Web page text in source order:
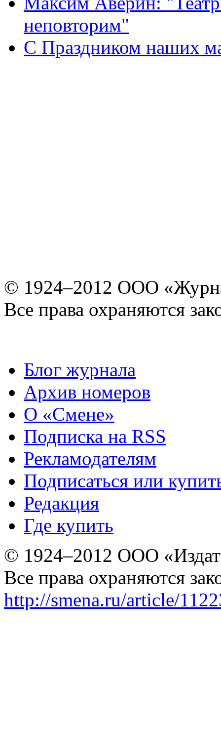
неповторим"
С Праздником наших
© 1924–2012 ООО
Все права охраняются
Блог журнала
Архив номеров
О «Смене»
Подписка на RSS
Рекламодателям
Подписаться или
Редакция
Где купить
© 1924–2012 ООО
Все права охраняются
http://smena.ru/article/